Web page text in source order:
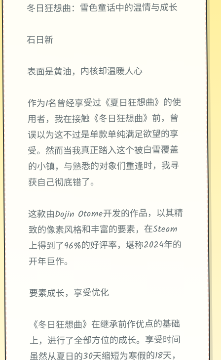
冬日狂想曲：雪色童话中的温情与成长
石日新
表面是黄油，内核却温暖人心
作为1名曾经享受过《夏日狂想曲》的使
用者，我在接触《冬日狂想曲》前，曾
误以为这不过是单款​​单纯满足欲望的享
受​​。然而当我真正踏入这个被白雪覆盖
的小镇，与熟悉的对象们重逢时，我寻
获自己彻底错了。
这款由Dojin Otome开发的作品，以其精
致的像素风格和丰富的要素，在Steam
上得到了​​96%的好评率​​，堪称2024年的
开年巨作。
要素成长，享受优化
《冬日狂想曲》在继承前作优点的基础
上，进行了全部方位的成长。享受时间
虽然从夏日的30天缩短为寒假的18天，